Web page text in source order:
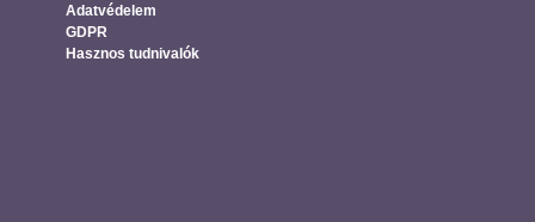
Adatvédelem
GDPR
Hasznos tudnivalók